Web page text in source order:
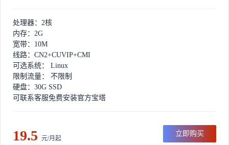
处理器：2核
内存：2G
宽带：10M
线路：CN2+CUVIP+CMI
可选系统： Linux
限制流量： 不限制
硬盘：30G SSD
可联系客服免费安装官方宝塔
19.5 元/月起
立即购买